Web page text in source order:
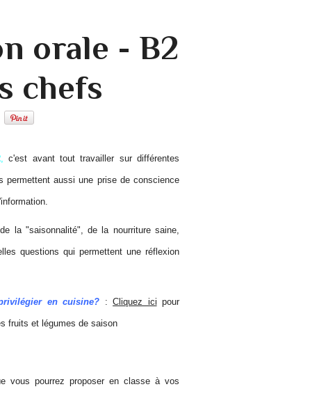
orale - B2
chefs
c'est avant tout travailler sur différentes
permettent aussi une prise de conscience
la "saisonnalité", de la nourriture saine,
questions qui permettent une réflexion
en cuisine? :Cliquez ici pour
fruits et légumes de saison
vous pourrez proposer en classe à vos